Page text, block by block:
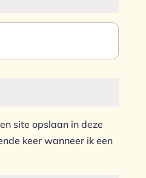
site opslaan in deze
keer wanneer ik een